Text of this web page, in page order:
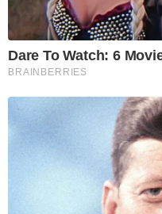
Dare To Watch: 6
BRAINBERRIES